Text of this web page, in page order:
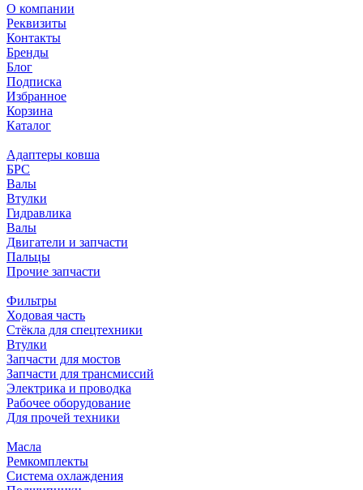
О компании
Реквизиты
Контакты
Бренды
Блог
Подписка
Избранное
Корзина
Каталог
Адаптеры ковша
БРС
Валы
Втулки
Гидравлика
Валы
Двигатели и запчасти
Пальцы
Прочие запчасти
Фильтры
Ходовая часть
Стёкла для спецтехники
Втулки
Запчасти для мостов
Запчасти для трансмиссий
Электрика и проводка
Рабочее оборудование
Для прочей техники
Масла
Ремкомплекты
Система охлаждения